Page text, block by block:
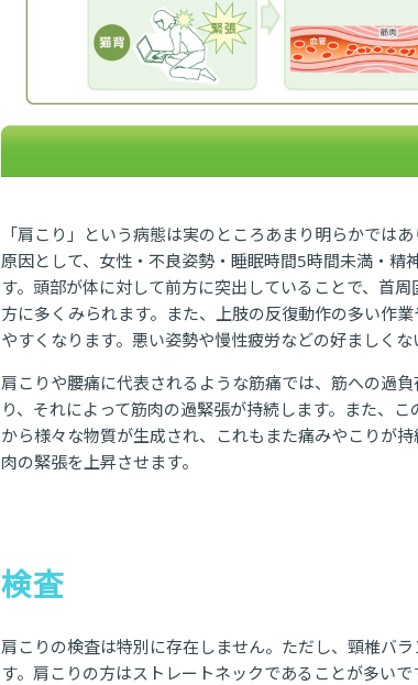
「肩こり」という病態は実のところあまり明らかではあ
原因として、女性・不良姿勢・睡眠時間5時間未満・
す。頭部が体に対して前方に突出していることで、首
方に多くみられます。また、上肢の反復動作の多い作
やすくなります。悪い姿勢や慢性疲労などの好ましく
肩こりや腰痛に代表されるような筋痛では、筋への過
り、それによって筋肉の過緊張が持続します。また、
から様々な物質が生成され、これもまた痛みやこりが
肉の緊張を上昇させます。
検査
肩こりの検査は特別に存在しません。ただし、頸椎バ
す。肩こりの方はストレートネックであることが多い